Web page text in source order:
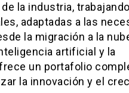
la industria,
adaptadas a las
la migración a la
artificial y la
un portafolio
la innovación y el